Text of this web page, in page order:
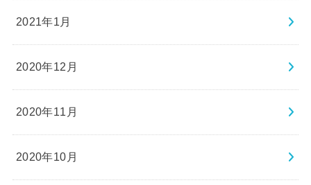
2021年1月
2020年12月
2020年11月
2020年10月